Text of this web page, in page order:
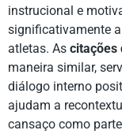
instrucional e
significativamente
atletas. As citações
maneira similar,
diálogo interno
ajudam a
cansaço como